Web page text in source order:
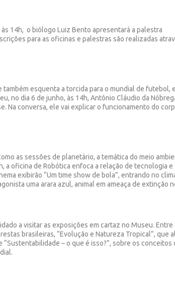
14h, o biólogo Luiz Bento apresentará a palestra
para as oficinas e palestras são realizadas
também esquenta a torcida para o mundial de futebol,
no dia 6 de junho, às 14h, Antônio Cláudio da
Na conversa, ele vai explicar o funcionamento do
as sessões de planetário, a temática do meio
a oficina de Robótica enfoca a relação de tecnologia e
exibirão “Um time show de bola”, entrando no
uma arara azul, animal em ameaça de extinção
a visitar as exposições em cartaz no Museu. Entre
brasileiras, “Evolução e Natureza Tropical”, que
– o que é isso?”, sobre os conceitos